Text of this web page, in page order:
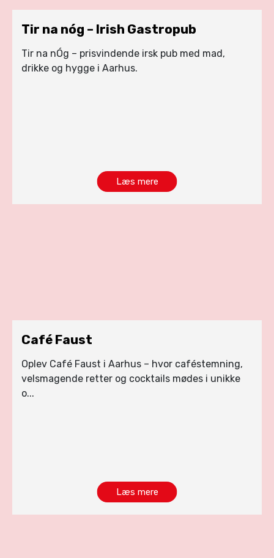
Tir na nóg – Irish Gastropub
Tir na nÓg – prisvindende irsk pub med mad,
drikke og hygge i Aarhus.
Læs mere
Café Faust
Oplev Café Faust i Aarhus – hvor caféstemning,
velsmagende retter og cocktails mødes i unikke
o...
Læs mere